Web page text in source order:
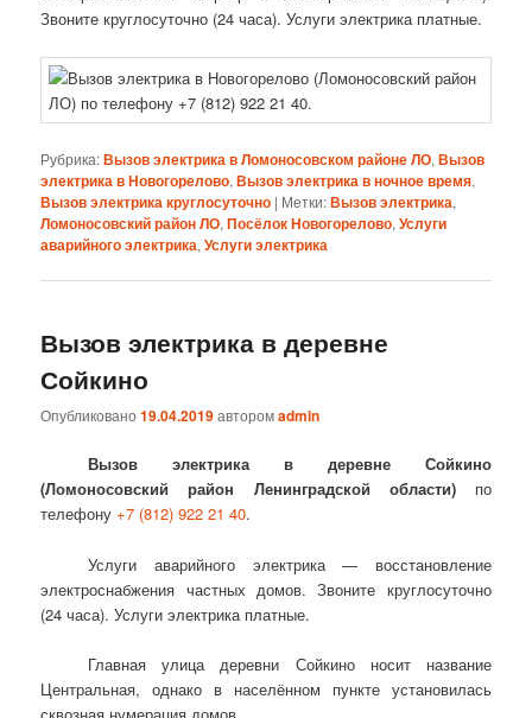
Звоните круглосуточно (24 часа). Услуги электрика платные.
Рубрика:Вызов электрика в Ломоносовском районе ЛО,Вызов
электрика в Новогорелово,Вызов электрика в ночное время,
Вызов электрика круглосуточно | Метки:Вызов электрика,
Ломоносовский район ЛО,Посёлок Новогорелово,Услуги
аварийного электрика,Услуги электрика
Вызов электрика в деревне
Сойкино
Опубликовано19.04.2019авторомadmin
Вызов электрика в деревне Сойкино
(Ломоносовский район Ленинградской области)по
телефону+7 (812) 922 21 40.
Услуги аварийного электрика — восстановление
электроснабжения частных домов. Звоните круглосуточно
(24 часа). Услуги электрика платные.
Главная улица деревни Сойкино носит название
Центральная, однако в населённом пункте установилась
сквозная нумерация домов.